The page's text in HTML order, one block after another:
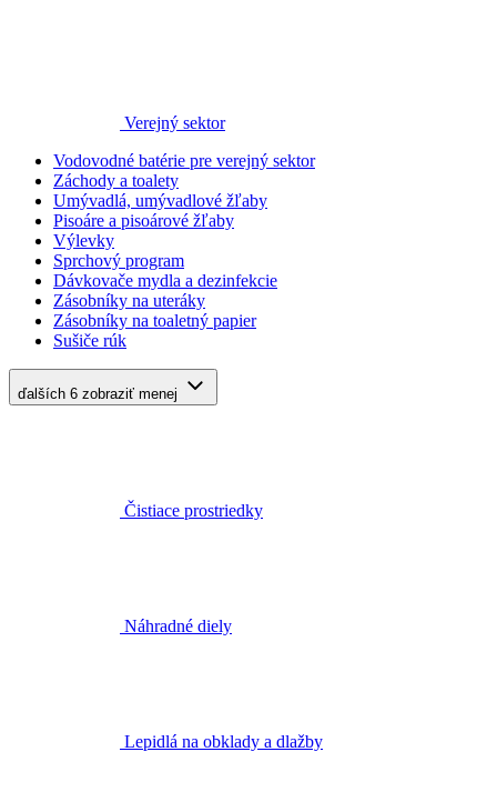
Verejný sektor
Vodovodné batérie pre verejný sektor
Záchody a toalety
Umývadlá, umývadlové žľaby
Pisoáre a pisoárové žľaby
Výlevky
Sprchový program
Dávkovače mydla a dezinfekcie
Zásobníky na uteráky
Zásobníky na toaletný papier
Sušiče rúk
ďalších 6 zobraziť menej
Čistiace prostriedky
Náhradné diely
Lepidlá na obklady a dlažby